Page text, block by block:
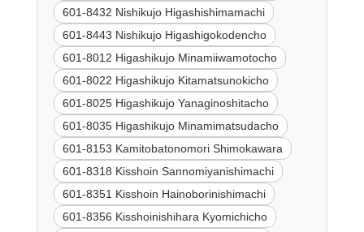
601-8432 Nishikujo Higashishimamachi
601-8443 Nishikujo Higashigokodencho
601-8012 Higashikujo Minamiiwamotocho
601-8022 Higashikujo Kitamatsunokicho
601-8025 Higashikujo Yanaginoshitacho
601-8035 Higashikujo Minamimatsudacho
601-8153 Kamitobatonomori Shimokawara
601-8318 Kisshoin Sannomiyanishimachi
601-8351 Kisshoin Hainoborinishimachi
601-8356 Kisshoinishihara Kyomichicho